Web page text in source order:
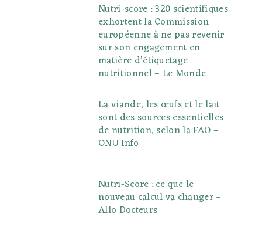
Nutri-score : 320 scientifiques
exhortent la Commission
européenne à ne pas revenir
sur son engagement en
matière d’étiquetage
nutritionnel – Le Monde
La viande, les œufs et le lait
sont des sources essentielles
de nutrition, selon la FAO –
ONU Info
Nutri-Score : ce que le
nouveau calcul va changer –
Allo Docteurs